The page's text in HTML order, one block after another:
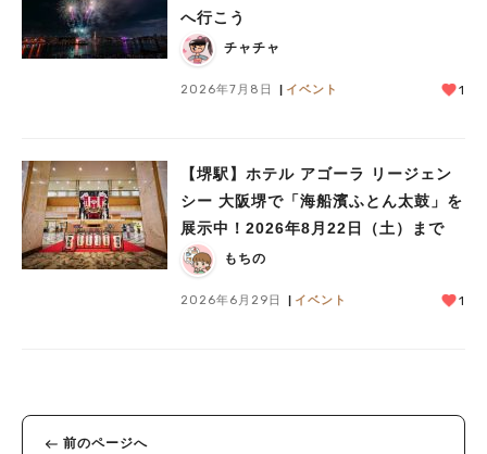
へ行こう
チャチャ
2026年7月8日 イベント 1
【堺駅】ホテル アゴーラ リージェン
シー 大阪堺で「海船濱ふとん太鼓」を
展示中！2026年8月22日（土）まで
もちの
2026年6月29日 イベント 1
前のページへ